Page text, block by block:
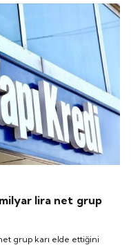
milyar lira net grup
net grup karı elde ettiğini